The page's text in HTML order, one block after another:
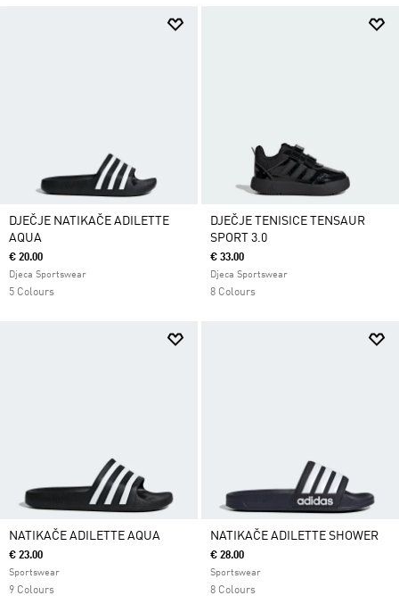
DJEČJE NATIKAČE ADILETTE
AQUA
€ 20.00
Djeca Sportswear
5 Colours
DJEČJE TENISICE TENSAUR
SPORT 3.0
€ 33.00
Djeca Sportswear
8 Colours
NATIKAČE ADILETTE AQUA
€ 23.00
Sportswear
9 Colours
NATIKAČE ADILETTE SHOWER
€ 28.00
Sportswear
8 Colours